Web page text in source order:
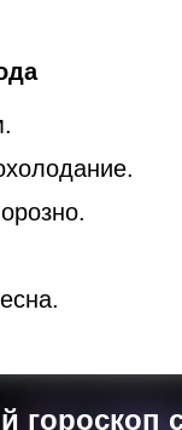
гороскоп